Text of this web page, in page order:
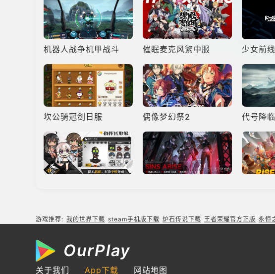
机器人战争机甲战斗 催眠麦克风繁中服 少女前
坎公骑冠剑日服 偶像梦幻祭2 代号降
萤火突击国际服
游戏推荐: 我的世界下载 steam手机版下载 炉石传说下载 王者荣耀官方正版 永恒
OurPlay
关于我们 App下载 网站地图